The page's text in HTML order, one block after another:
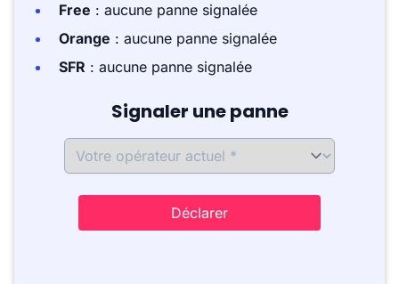
Free : aucune panne signalée
Orange : aucune panne signalée
SFR : aucune panne signalée
Signaler une panne
Déclarer